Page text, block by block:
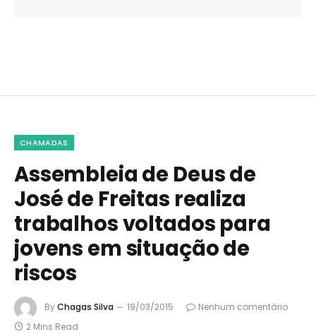
CHAMADAS
Assembleia de Deus de
José de Freitas realiza
trabalhos voltados para
jovens em situação de
riscos
ByChagas Silva 19/03/2015
Nenhum comentário
2 Mins Read